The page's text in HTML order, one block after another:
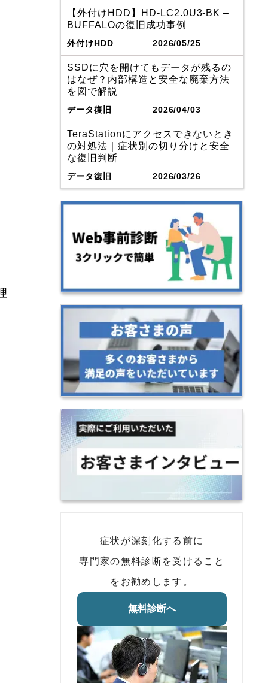
【外付けHDD】HD-LC2.0U3-BK –
BUFFALOの復旧成功事例
外付けHDD 2026/05/25
SSDに穴を開けてもデータが残るの
はなぜ？内部構造と安全な廃棄方法
を図で解説
データ復旧 2026/04/03
TeraStationにアクセスできないとき
の対処法｜症状別の切り分けと安全
な復旧判断
データ復旧 2026/03/26
症状が深刻化する前に
専門家の無料診断を受けること
をお勧めします。
無料診断へ